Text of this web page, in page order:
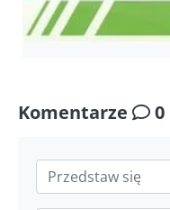
Komentarze 0